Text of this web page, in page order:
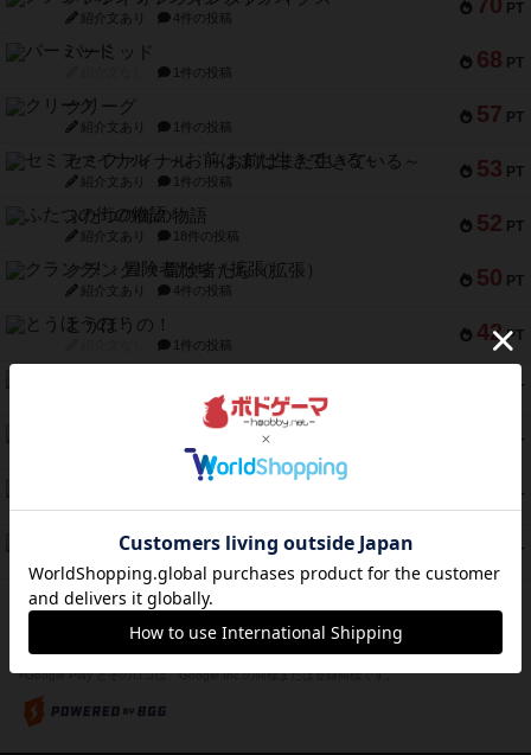
PT
紹介文あり 4件の投稿
68 PT
パーミッド
1件の投稿
57 PT
クリーグ
紹介文あり 1件の投稿
53 PT
セミファイナル ～お前はまだ生きている～
紹介文あり 1件の投稿
52 PT
ふたつの街の物語
紹介文あり 18件の投稿
50 PT
クランク! ：冒険者たち（拡張）
紹介文あり 4件の投稿
42 PT
とうほうの！
1件の投稿
PT
2件の投稿
PT
1件の投稿
PT
紹介文なし 1件の投稿
PT
フリップ７：復讐心とともに
※Apple、Apple のロゴ は、米国および他の国々で登録されたApple Inc.の商標です。
※App Store は、Apple Inc.のサービスマークです。
※Android は、グーグル インコーポレイテッドの商標または登録商標です。
※Google Play とそのロゴは、Google Inc.の商標または登録商標です。